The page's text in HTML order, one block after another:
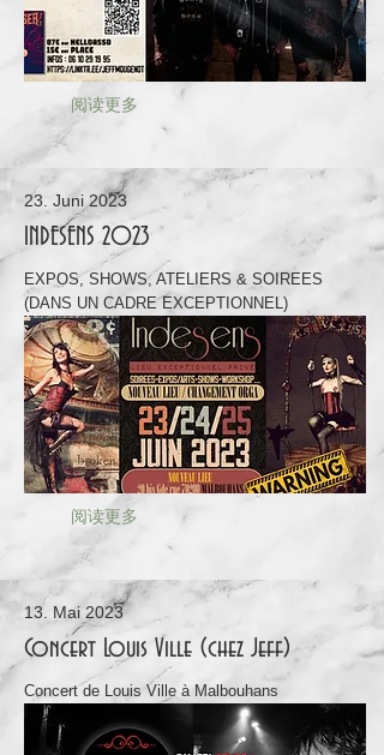
阅读更多
23. Juni 2023
INDESENS 2023
EXPOS, SHOWS, ATELIERS & SOIREES
(DANS UN CADRE EXCEPTIONNEL)
阅读更多
13. Mai 2023
Concert Louis Ville (chez Jeff)
Concert de Louis Ville à Malbouhans